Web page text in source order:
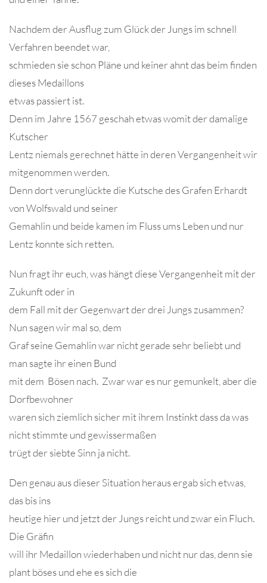
Nachdem der Ausflug zum Glück der Jungs im schnell
Verfahren beendet war,
schmieden sie schon Pläne und keiner ahnt das beim finden
dieses Medaillons
etwas passiert ist.
Denn im Jahre 1567 geschah etwas womit der damalige
Kutscher
Lentz niemals gerechnet hätte in deren Vergangenheit wir
mitgenommen werden.
Denn dort verunglückte die Kutsche des Grafen Erhardt
von Wolfswald und seiner
Gemahlin und beide kamen im Fluss ums Leben und nur
Lentz konnte sich retten.
Nun fragt ihr euch, was hängt diese Vergangenheit mit der
Zukunft oder in
dem Fall mit der Gegenwart der drei Jungs zusammen?
Nun sagen wir mal so, dem
Graf seine Gemahlin war nicht gerade sehr beliebt und
man sagte ihr einen Bund
mit dem Bösen nach. Zwar war es nur gemunkelt, aber die
Dorfbewohner
waren sich ziemlich sicher mit ihrem Instinkt dass da was
nicht stimmte und gewissermaßen
trügt der siebte Sinn ja nicht.
Den genau aus dieser Situation heraus ergab sich etwas,
das bis ins
heutige hier und jetzt der Jungs reicht und zwar ein Fluch.
Die Gräfin
will ihr Medaillon wiederhaben und nicht nur das, denn sie
plant böses und ehe es sich die